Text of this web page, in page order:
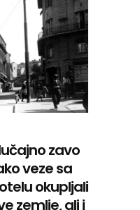
zavo
veze sa
okupljali
zemlje, ali i